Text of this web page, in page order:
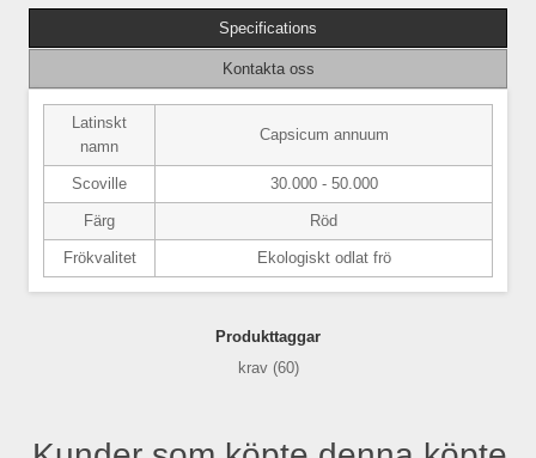
Specifications
Kontakta oss
Latinskt
namn
Capsicum annuum
Scoville 30.000 - 50.000
Färg Röd
Frökvalitet Ekologiskt odlat frö
Produkttaggar
krav (60)